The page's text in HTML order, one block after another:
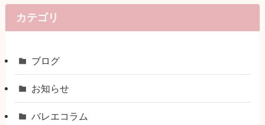
カテゴリ
ブログ
お知らせ
バレエコラム